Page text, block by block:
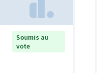
Soumis au
vote